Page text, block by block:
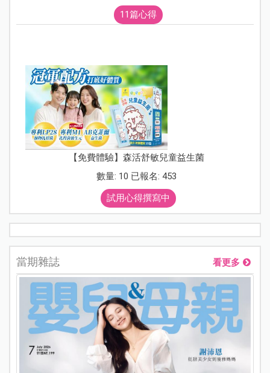
11篇心得
【免費體驗】森活舒敏兒童益生菌
數量: 10 已報名: 453
試用心得撰寫中
當期雜誌 看更多